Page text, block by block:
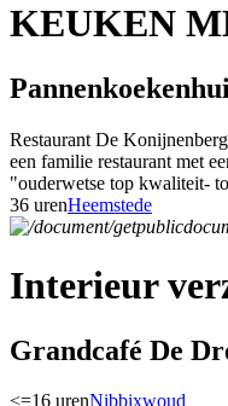
KEUKEN
Restaurant De
een familie restaurant met
"ouderwetse top kwaliteit-
36 urenHeemstede
Interieur
Grandcafé De
<=16 urenNibbixwoud